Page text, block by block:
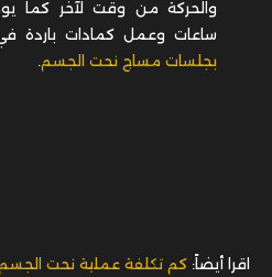
والحركة من وقت لآخر كما
ساعات وعمل كمادات باردة
بجلسات مساج نحت الجسم
اقرا أيضاً: كم تكلفة عملية نحت الجسم